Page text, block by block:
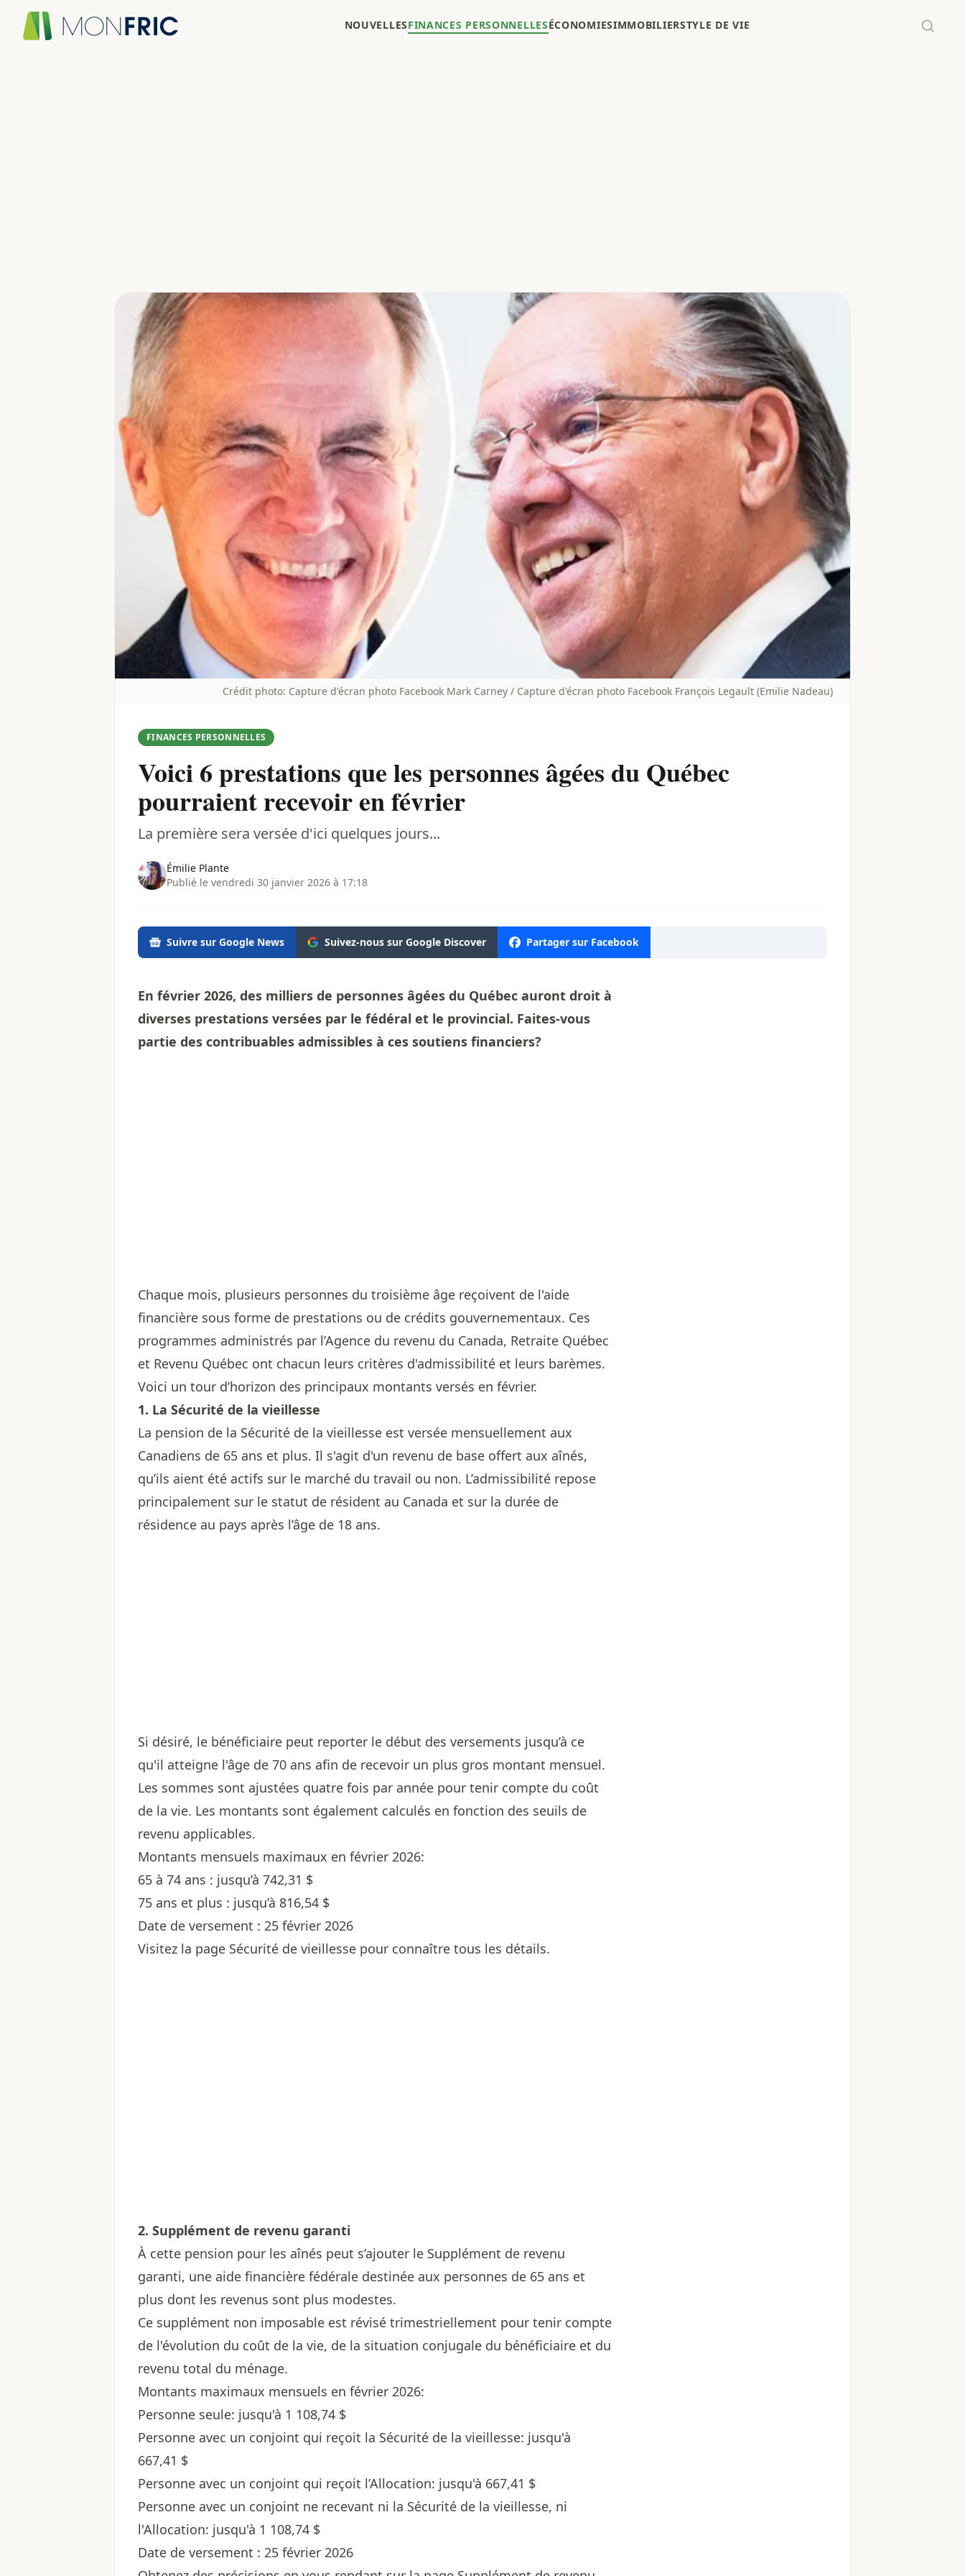
NOUVELLESFINANCES PERSONNELLESÉCONOMIESIMMOBILIERSTYLE DE VIE
Crédit photo: Capture d'écran photo Facebook Mark Carney / Capture d'écran photo Facebook François Legault (Emilie Nadeau)
FINANCES PERSONNELLES
Voici 6 prestations que les personnes âgées du Québec
pourraient recevoir en février
La première sera versée d'ici quelques jours...
Émilie Plante
Publié le vendredi 30 janvier 2026 à 17:18
Suivre sur Google News Suivez-nous sur Google Discover Partager sur Facebook
En février 2026, des milliers de personnes âgées du Québec auront droit à
diverses prestations versées par le fédéral et le provincial. Faites-vous
partie des contribuables admissibles à ces soutiens financiers?
Chaque mois, plusieurs personnes du troisième âge reçoivent de l'aide
financière sous forme de prestations ou de crédits gouvernementaux. Ces
programmes administrés par l’Agence du revenu du Canada, Retraite Québec
et Revenu Québec ont chacun leurs critères d'admissibilité et leurs barèmes.
Voici un tour d’horizon des principaux montants versés en février.
1. La Sécurité de la vieillesse
La pension de la Sécurité de la vieillesse est versée mensuellement aux
Canadiens de 65 ans et plus. Il s'agit d'un revenu de base offert aux aînés,
qu’ils aient été actifs sur le marché du travail ou non. L’admissibilité repose
principalement sur le statut de résident au Canada et sur la durée de
résidence au pays après l’âge de 18 ans.
Si désiré, le bénéficiaire peut reporter le début des versements jusqu’à ce
qu'il atteigne l'âge de 70 ans afin de recevoir un plus gros montant mensuel.
Les sommes sont ajustées quatre fois par année pour tenir compte du coût
de la vie. Les montants sont également calculés en fonction des seuils de
revenu applicables.
Montants mensuels maximaux en février 2026:
65 à 74 ans : jusqu’à 742,31 $
75 ans et plus : jusqu’à 816,54 $
Date de versement : 25 février 2026
Visitez la page Sécurité de vieillesse pour connaître tous les détails.
2. Supplément de revenu garanti
À cette pension pour les aînés peut s’ajouter le Supplément de revenu
garanti, une aide financière fédérale destinée aux personnes de 65 ans et
plus dont les revenus sont plus modestes.
Ce supplément non imposable est révisé trimestriellement pour tenir compte
de l'évolution du coût de la vie, de la situation conjugale du bénéficiaire et du
revenu total du ménage.
Montants maximaux mensuels en février 2026:
Personne seule: jusqu'à 1 108,74 $
Personne avec un conjoint qui reçoit la Sécurité de la vieillesse: jusqu'à
667,41 $
Personne avec un conjoint qui reçoit l’Allocation: jusqu'à 667,41 $
Personne avec un conjoint ne recevant ni la Sécurité de la vieillesse, ni
l'Allocation: jusqu'à 1 108,74 $
Date de versement : 25 février 2026